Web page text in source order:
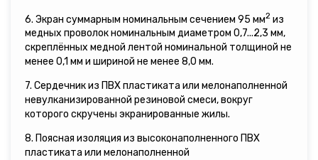
6. Экран суммарным номинальным сечением 95 мм2 из
медных проволок номинальным диаметром 0,7...2,3 мм,
скреплённых медной лентой номинальной толщиной не
менее 0,1 мм и шириной не менее 8,0 мм.
7. Сердечник из ПВХ пластиката или мелонаполненной
невулканизированной резиновой смеси, вокруг
которого скручены экранированные жилы.
8. Поясная изоляция из высоконаполненного ПВХ
пластиката или мелонаполненной